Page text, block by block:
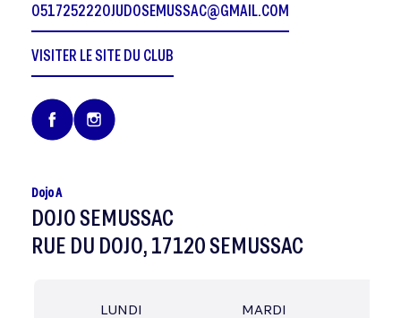
0517252220JUDOSEMUSSAC@GMAIL.COM
VISITER LE SITE DU CLUB
Dojo A
DOJO SEMUSSAC
RUE DU DOJO, 17120 SEMUSSAC
LUNDI MARDI